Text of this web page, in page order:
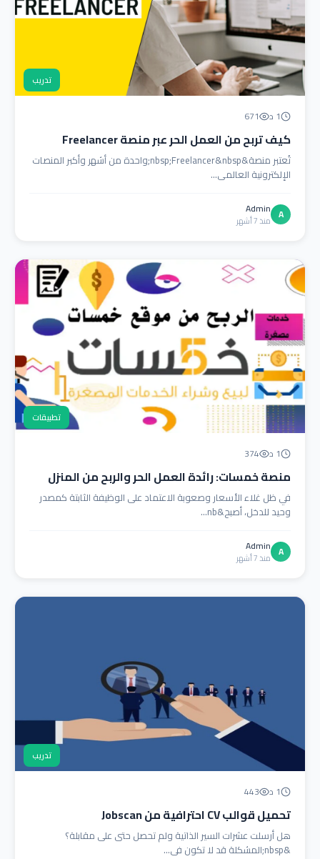
تدريب
1 د 671
كيف تربح من العمل الحر عبر منصة Freelancer
تُعتبر منصة&nbsp;Freelancer&nbsp;واحدة من أشهر وأكبر المنصات
الإلكترونية العالمي...
A
Admin
منذ 7 أشهر
تطبيقات
1 د 374
منصة خمسات: رائدة العمل الحر والربح من المنزل
في ظل غلاء الأسعار وصعوبة الاعتماد على الوظيفة الثابتة كمصدر
وحيد للدخل، أصبح&nb...
A
Admin
منذ 7 أشهر
تدريب
1 د 443
تحميل قوالب CV احترافية من Jobscan
هل أرسلت عشرات السير الذاتية ولم تحصل حتى على مقابلة؟
&nbsp;المشكلة قد لا تكون في...